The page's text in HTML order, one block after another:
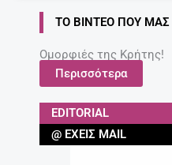
ΤΟ ΒΊΝΤΕΟ ΠΟΥ
Ομορφιές της Κρήτης!
Περισσότερα
EDITORIAL
@ ΈΧΕΙΣ MAIL